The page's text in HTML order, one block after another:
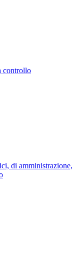
controllo
di amministrazione,